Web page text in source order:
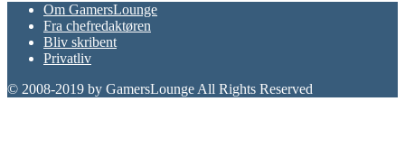
Om GamersLounge
Fra chefredaktøren
Bliv skribent
Privatliv
© 2008-2019 by GamersLounge All Rights Reserved